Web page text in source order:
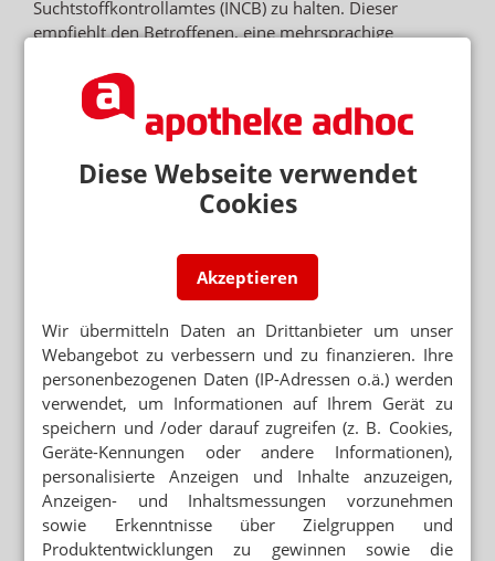
Diese Webseite verwendet
Cookies
Akzeptieren
Wir übermitteln Daten an Drittanbieter um unser
Webangebot zu verbessern und zu finanzieren. Ihre
personenbezogenen Daten (IP-Adressen o.ä.) werden
verwendet, um Informationen auf Ihrem Gerät zu
speichern und /oder darauf zugreifen (z. B. Cookies,
Geräte-Kennungen oder andere Informationen),
personalisierte Anzeigen und Inhalte anzuzeigen,
Anzeigen- und Inhaltsmessungen vorzunehmen
sowie Erkenntnisse über Zielgruppen und
Produktentwicklungen zu gewinnen sowie die
Suchtstoffkontrollamtes (INCB) zu halten. Dieser
empfiehlt den Betroffenen, eine mehrsprachige
Informationen zu den Einzel- und Tagesdosierungen,
Wirkstoffdosierung und Reisedauer enthält. Auch dieses
Dokument ist von der zuständigen Behörde zu
Patienten müssen zudem die nationalen Bestimmungen
Rechtslage vor Reiseantritt abzuklären. Einige Länder
verlangen zusätzliche Importgenehmigungen,
bestimmte Betäubungsmitteln ganz aus.
Ist dies der Fall, sollten sich die Betroffenen im
Vorhinein erkundigen, ob das benötigte Arzneimittel in
der Destination erhältlich ist und von einem ansässigen
Arzt verordnet werden kann. Kann dieser Punkt nicht
erfüllt werden, ist eine Mitnahme der Betäubungsmittel
nur über eine Ein- und Ausfuhrgenehmigung möglich,
die bei der Bundesopiumstelle beantragt werden muss.